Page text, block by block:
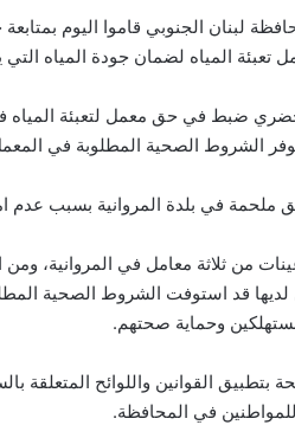
لبنان الجنوبي قاموا اليوم بمتابعة
المياه لضمان جودة المياه
ضبط في حق معمل لتعبئة المياه
الشروط الصحية المطلوبة في
في بلدة المروانية بسبب عدم
من ثلاثة معامل في المروانية، ومن
لديها قد استوفت الشروط الصحية
وحماية صحتهم.
بتطبيق القوانين واللوائح المتعلقة
في المحافظة.